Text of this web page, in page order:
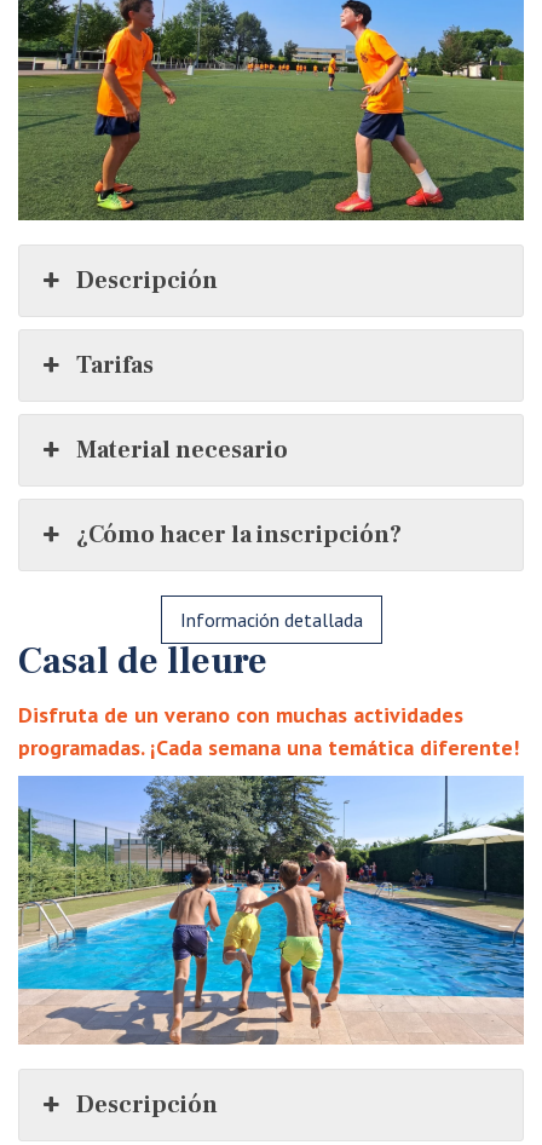
Descripción
Tarifas
Material necesario
¿Cómo hacer la inscripción?
Información detallada
Casal de lleure
Disfruta de un verano con muchas actividades
programadas. ¡Cada semana una temática diferente!
Descripción